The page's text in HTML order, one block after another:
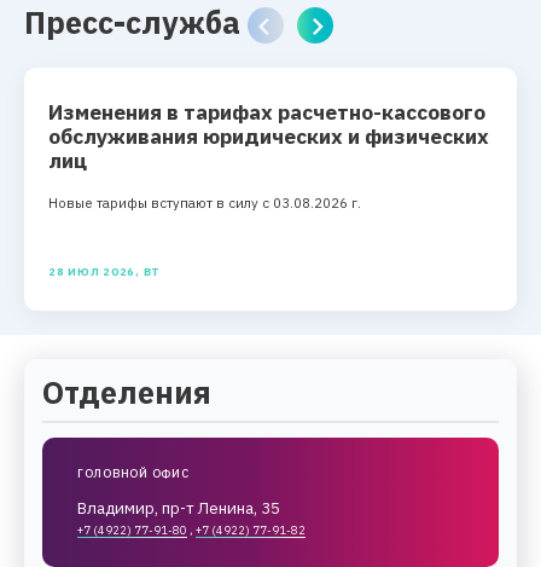
Пресс-служба
Изменения в тарифах расчетно-кассового
обслуживания юридических и физических
лиц
Новые тарифы вступают в силу с 03.08.2026 г.
28 ИЮЛ 2026, ВТ
Отделения
ГОЛОВНОЙ ОФИС
Владимир, пр-т Ленина, 35
+7 (4922) 77-91-80 , +7 (4922) 77-91-82